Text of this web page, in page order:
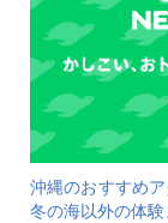
沖縄のおすすめ
冬の海以外の体験